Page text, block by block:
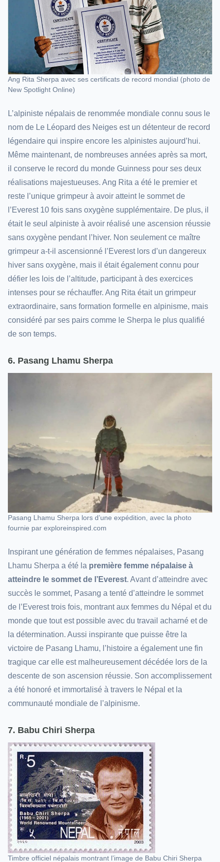
Ang Rita Sherpa avec ses certificats de record mondial (photo de
New Spotlight Online)
L’alpiniste népalais de renommée mondiale connu sous le
nom de Le Léopard des Neiges est un détenteur de record
légendaire qui inspire encore les alpinistes aujourd’hui.
Même maintenant, de nombreuses années après sa mort,
il conserve le record du monde Guinness pour ses deux
réalisations majestueuses. Ang Rita a été le premier et
reste l’unique grimpeur à avoir atteint le sommet de
l’Everest 10 fois sans oxygène supplémentaire. De plus, il
était le seul alpiniste à avoir réalisé une ascension réussie
sans oxygène pendant l’hiver. Non seulement ce maître
grimpeur a-t-il ascensionné l’Everest lors d’un dangereux
hiver sans oxygène, mais il était également connu pour
défier les lois de l’altitude, participant à des exercices
intenses pour se réchauffer. Ang Rita était un grimpeur
extraordinaire, sans formation formelle en alpinisme, mais
considéré par ses pairs comme le Sherpa le plus qualifié
de son temps.
6. Pasang Lhamu Sherpa
Pasang Lhamu Sherpa lors d’une expédition, avec la photo
fournie par exploreinspired.com
Inspirant une génération de femmes népalaises, Pasang
Lhamu Sherpa a été la première femme népalaise à
atteindre le sommet de l’Everest. Avant d’atteindre avec
succès le sommet, Pasang a tenté d’atteindre le sommet
de l’Everest trois fois, montrant aux femmes du Népal et du
monde que tout est possible avec du travail acharné et de
la détermination. Aussi inspirante que puisse être la
victoire de Pasang Lhamu, l’histoire a également une fin
tragique car elle est malheureusement décédée lors de la
descente de son ascension réussie. Son accomplissement
a été honoré et immortalisé à travers le Népal et la
communauté mondiale de l’alpinisme.
7. Babu Chiri Sherpa
Timbre officiel népalais montrant l’image de Babu Chiri Sherpa